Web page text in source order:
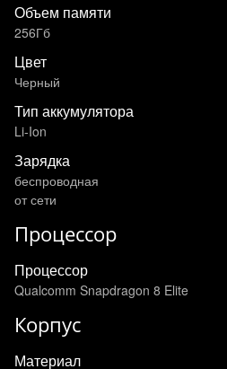
Объем памяти
256Гб
Цвет
Черный
Тип аккумулятора
Li-Ion
Зарядка
беспроводная
от сети
Процессор
Процессор
Qualcomm Snapdragon 8 Elite
Корпус
Материал